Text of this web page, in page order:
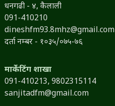
धनगढी - ४, कैलाली
091-410210
dineshfm93.8mhz@gmail.com
दर्ता नम्बर - १०३५/०७५-७६
मार्केटिंग शाखा
091-410213, 9802315114
sanjitadfm@gmail.com